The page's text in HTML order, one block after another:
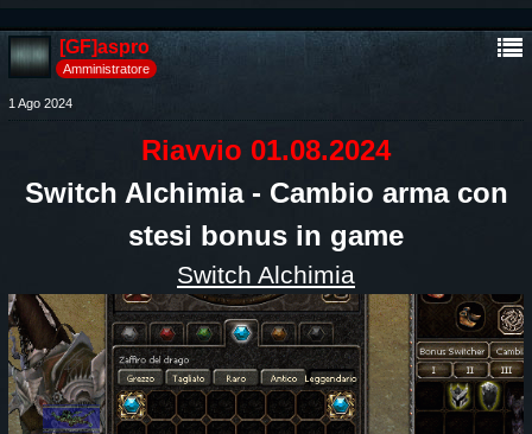
[GF]aspro
Amministratore
1 Ago 2024
Riavvio 01.08.2024
Switch Alchimia - Cambio arma con
stesi bonus in game
Switch Alchimia